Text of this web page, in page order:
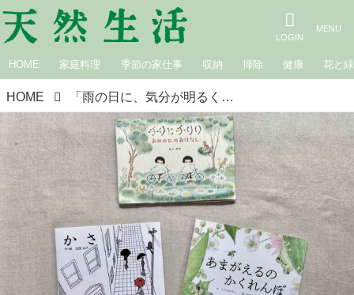
HOME 家庭料理 季節の家仕事 収納 掃除 健康 花と緑
HOME 「雨の日に、気分が明るくなる絵本」3冊｜ずっと絵本と。